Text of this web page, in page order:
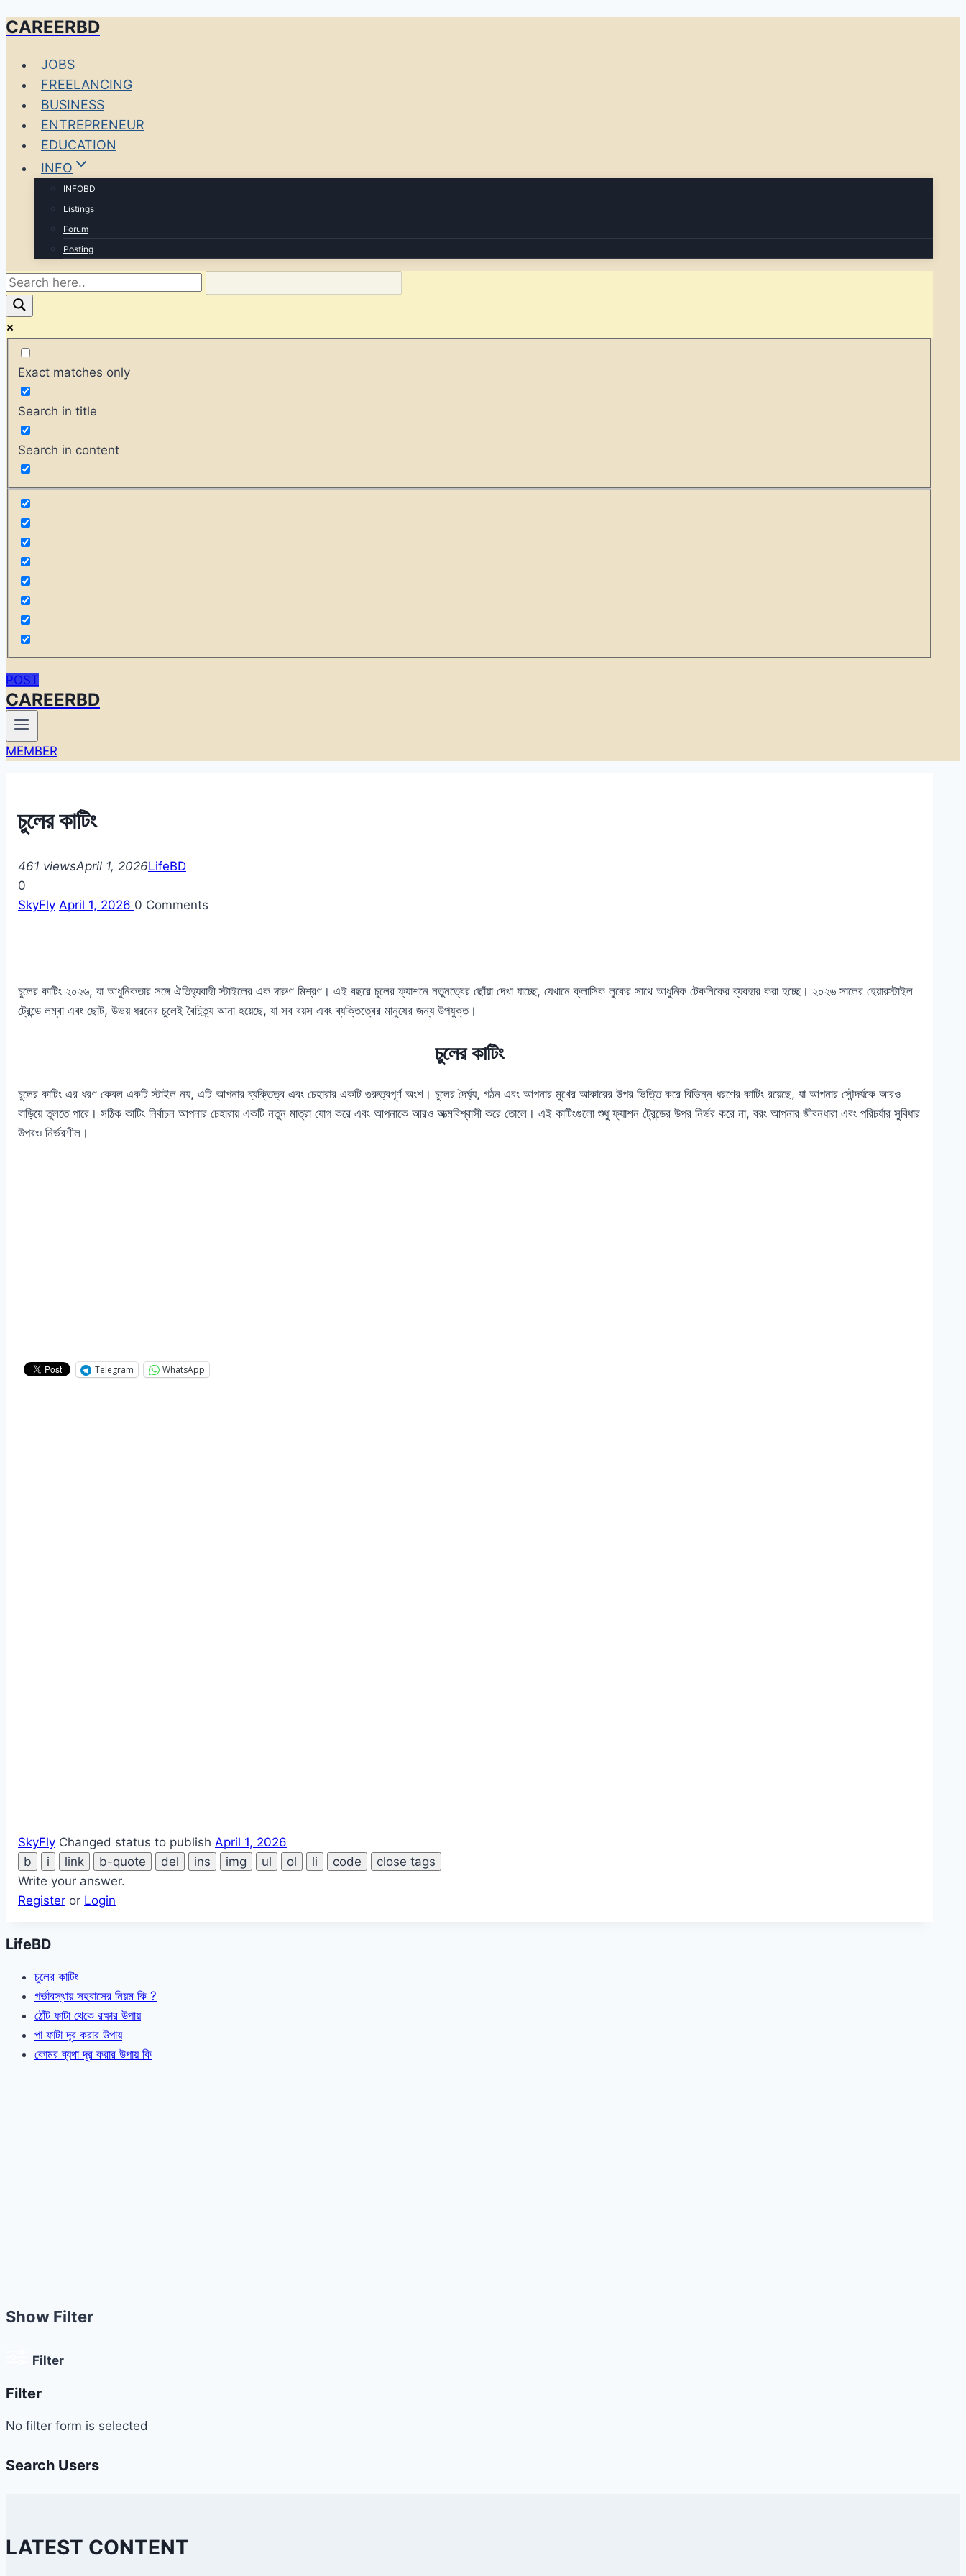
Skip
content
CAREERBD
JOBS
FREELANCING
BUSINESS
ENTREPRENEUR
EDUCATION
INFO
INFOBD
Listings
Forum
Posting
Exact matches only
Search in title
Search in content
POST
CAREERBD
MEMBER
চুলের কাটিং
461 viewsApril 1, 2026LifeBD
0
SkyFly April 1, 2026 0 Comments
চুলের কাটিং ২০২৬, যা আধুনিকতার সঙ্গে ঐতিহ্যবাহী স্টাইলের এক দারুণ মিশ্রণ। এই বছরে চুলের ফ্যাশনে নতুনত্বের ছোঁয়া দেখা যাচ্ছে, যেখানে ক্লাসিক লুকের সাথে আধুনিক টেকনিকের ব্যবহার করা হচ্ছে। ২০২৬ সালের হেয়ারস্টাইল
ট্রেন্ডে লম্বা এবং ছোট, উভয় ধরনের চুলেই বৈচিত্র্য আনা হয়েছে, যা সব বয়স এবং ব্যক্তিত্বের মানুষের জন্য উপযুক্ত।
চুলের কাটিং
চুলের কাটিং এর ধরণ কেবল একটি স্টাইল নয়, এটি আপনার ব্যক্তিত্ব এবং চেহারার একটি গুরুত্বপূর্ণ অংশ। চুলের দৈর্ঘ্য, গঠন এবং আপনার মুখের আকারের উপর ভিত্তি করে বিভিন্ন ধরণের কাটিং রয়েছে, যা আপনার সৌন্দর্যকে আরও
বাড়িয়ে তুলতে পারে। সঠিক কাটিং নির্বাচন আপনার চেহারায় একটি নতুন মাত্রা যোগ করে এবং আপনাকে আরও আত্মবিশ্বাসী করে তোলে। এই কাটিংগুলো শুধু ফ্যাশন ট্রেন্ডের উপর নির্ভর করে না, বরং আপনার জীবনধারা এবং পরিচর্যার সুবিধার
উপরও নির্ভরশীল।
Telegram WhatsApp
SkyFly Changed status to publish April 1, 2026
Write your answer.
Register or Login
LifeBD
চুলের কাটিং
গর্ভাবস্থায় সহবাসের নিয়ম কি ?
ঠোঁট ফাটা থেকে রক্ষার উপায়
পা ফাটা দূর করার উপায়
কোমর ব্যথা দূর করার উপায় কি
Show Filter
Filter
Filter
No filter form is selected
Search Users
LATEST CONTENT